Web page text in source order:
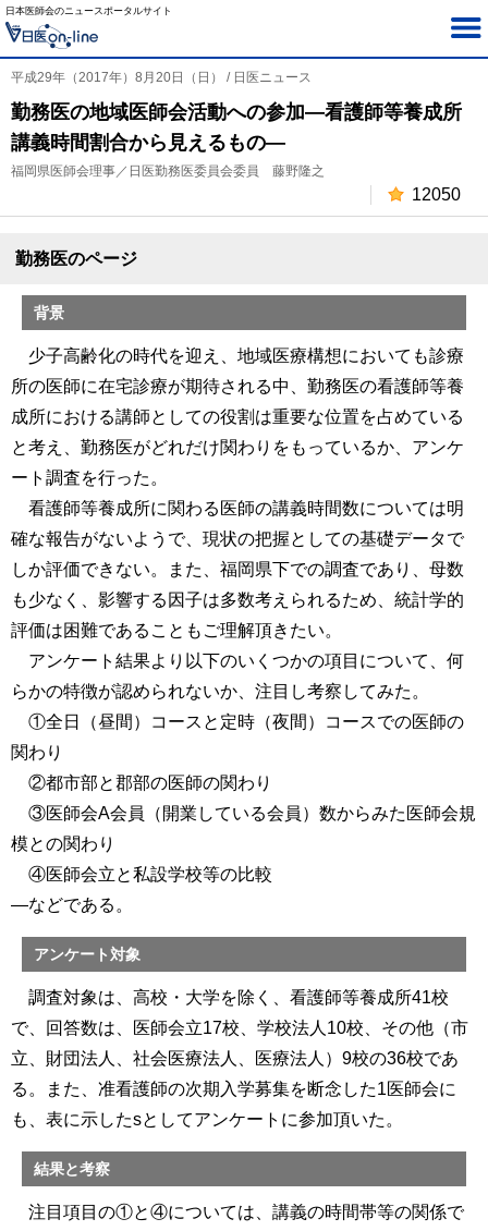
日本医師会のニュースポータルサイト
平成29年（2017年）8月20日（日） / 日医ニュース
勤務医の地域医師会活動への参加―看護師等養成所
講義時間割合から見えるもの―
福岡県医師会理事／日医勤務医委員会委員 藤野隆之
12050
勤務医のページ
背景
少子高齢化の時代を迎え、地域医療構想においても診療
所の医師に在宅診療が期待される中、勤務医の看護師等養
成所における講師としての役割は重要な位置を占めている
と考え、勤務医がどれだけ関わりをもっているか、アンケ
ート調査を行った。
看護師等養成所に関わる医師の講義時間数については明
確な報告がないようで、現状の把握としての基礎データで
しか評価できない。また、福岡県下での調査であり、母数
も少なく、影響する因子は多数考えられるため、統計学的
評価は困難であることもご理解頂きたい。
アンケート結果より以下のいくつかの項目について、何
らかの特徴が認められないか、注目し考察してみた。
①全日（昼間）コースと定時（夜間）コースでの医師の
関わり
②都市部と郡部の医師の関わり
③医師会A会員（開業している会員）数からみた医師会規
模との関わり
④医師会立と私設学校等の比較
―などである。
アンケート対象
調査対象は、高校・大学を除く、看護師等養成所41校
で、回答数は、医師会立17校、学校法人10校、その他（市
立、財団法人、社会医療法人、医療法人）9校の36校であ
る。また、准看護師の次期入学募集を断念した1医師会に
も、表に示したsとしてアンケートに参加頂いた。
結果と考察
注目項目の①と④については、講義の時間帯等の関係で